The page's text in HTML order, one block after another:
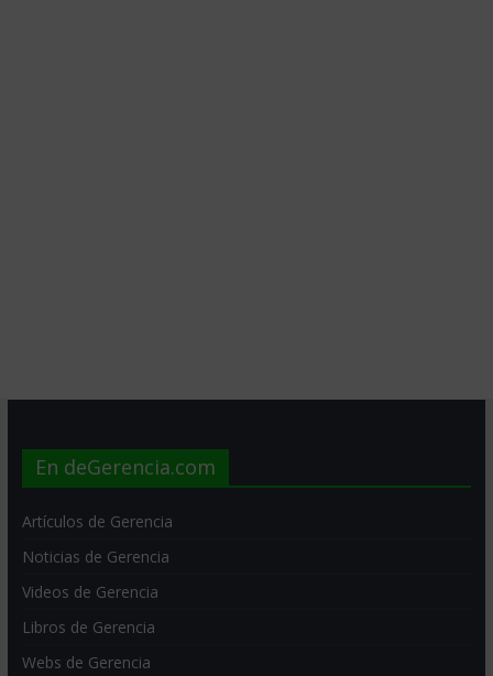
En deGerencia.com
Artículos de Gerencia
Noticias de Gerencia
Videos de Gerencia
Libros de Gerencia
Webs de Gerencia